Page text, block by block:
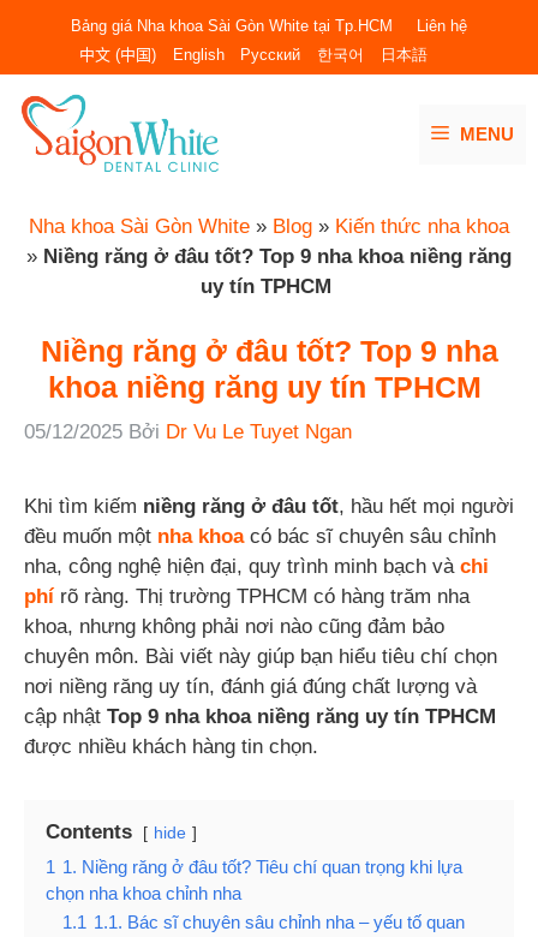
nội
dung
Bảng giá Nha khoa Sài Gòn White tại Tp.HCM
Liên hệ
中文 (中国)
English Русский 한국어 日本語
MENU
Nha khoa Sài Gòn White » Blog » Kiến thức nha khoa
» Niềng răng ở đâu tốt? Top 9 nha khoa niềng răng
uy tín TPHCM
Niềng răng ở đâu tốt? Top 9 nha
khoa niềng răng uy tín TPHCM
05/12/2025 Bởi Dr Vu Le Tuyet Ngan
Khi tìm kiếm niềng răng ở đâu tốt, hầu hết mọi người
đều muốn một nha khoacó bác sĩ chuyên sâu chỉnh
nha, công nghệ hiện đại, quy trình minh bạch và chi
phí rõ ràng. Thị trường TPHCM có hàng trăm nha
khoa, nhưng không phải nơi nào cũng đảm bảo
chuyên môn. Bài viết này giúp bạn hiểu tiêu chí chọn
nơi niềng răng uy tín, đánh giá đúng chất lượng và
cập nhật Top 9 nha khoa niềng răng uy tín TPHCM
được nhiều khách hàng tin chọn.
Contents hide
1 1. Niềng răng ở đâu tốt? Tiêu chí quan trọng khi lựa
chọn nha khoa chỉnh nha
1.1 1.1. Bác sĩ chuyên sâu chỉnh nha – yếu tố quan